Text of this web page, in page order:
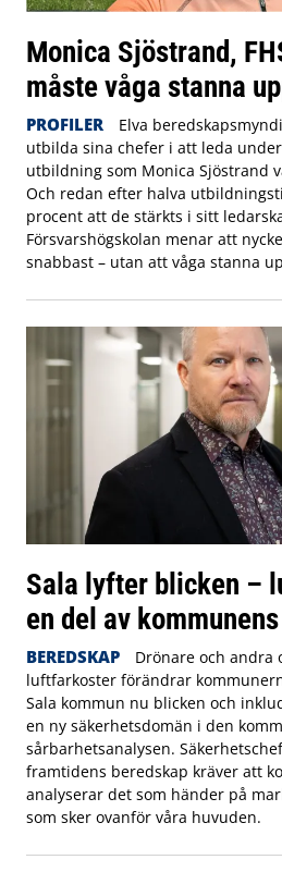
Monica Sjöstrand,
måste våga stanna
PROFILER
Elva
utbilda sina chefer i att leda
utbildning som Monica Sjöstrand
Och redan efter halva
procent att de stärkts i sitt
Försvarshögskolan menar att
snabbast – utan att våga stanna
Sala lyfter blicken –
en del av
BEREDSKAP
Drönare och andra
luftfarkoster förändrar
Sala kommun nu blicken och
en ny säkerhetsdomän i den
sårbarhetsanalysen.
framtidens beredskap kräver att
analyserar det som händer på
som sker ovanför våra huvuden.